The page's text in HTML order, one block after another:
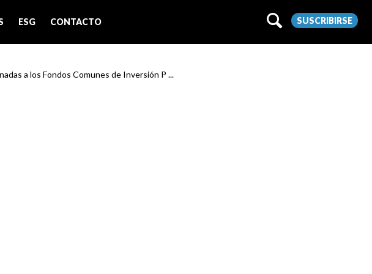
ESG CONTACTO SUSCRIBIRSE
a los Fondos Comunes de Inversión P ...